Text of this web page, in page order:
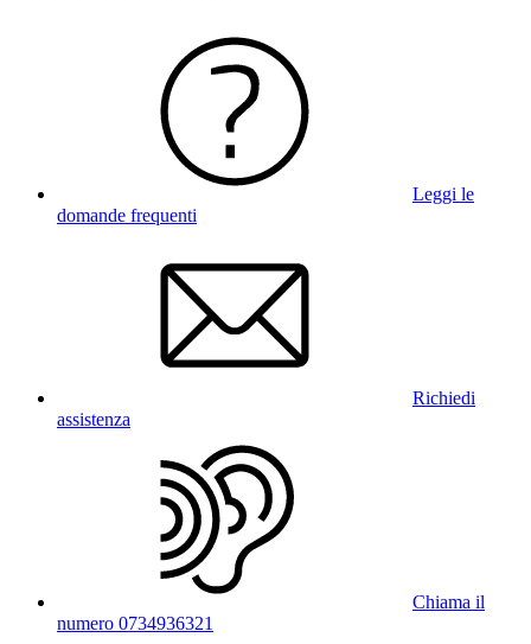
Leggi le
domande frequenti
Richiedi
assistenza
Chiama il
numero 0734936321